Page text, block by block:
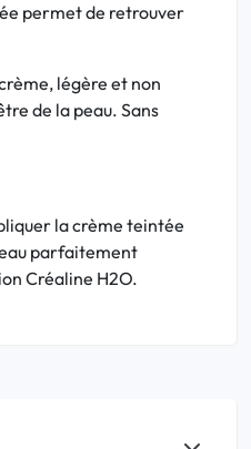
permet de retrouver
légère et non
de la peau. Sans
la crème teintée
parfaitement
Créaline H2O.